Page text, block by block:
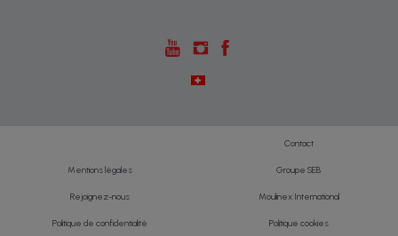
Contact
Mentions légales Groupe SEB
Rejoignez-nous Moulinex International
Politique de confidentialité Politique cookies